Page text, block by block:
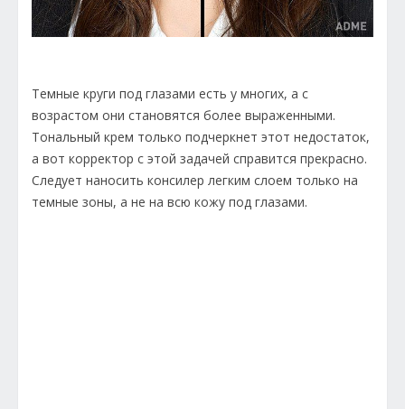
Темные круги под глазами есть у многих, а с
возрастом они становятся более выраженными.
Тональный крем только подчеркнет этот недостаток,
а вот корректор с этой задачей справится прекрасно.
Следует наносить консилер легким слоем только на
темные зоны, а не на всю кожу под глазами.